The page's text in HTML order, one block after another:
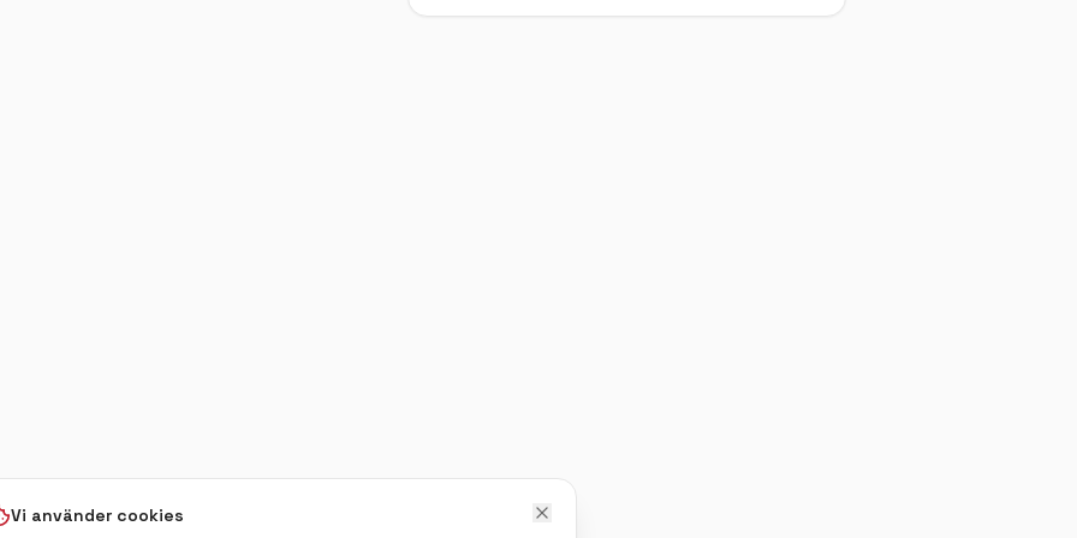
Vi använder cookies